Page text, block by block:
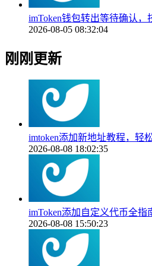
imToken钱包转出等待确认
2026-08-05 08:32:04
刚刚更新
imtoken添加新地址教程，轻
2026-08-08 18:02:35
imToken添加自定义代币全
2026-08-08 15:50:23